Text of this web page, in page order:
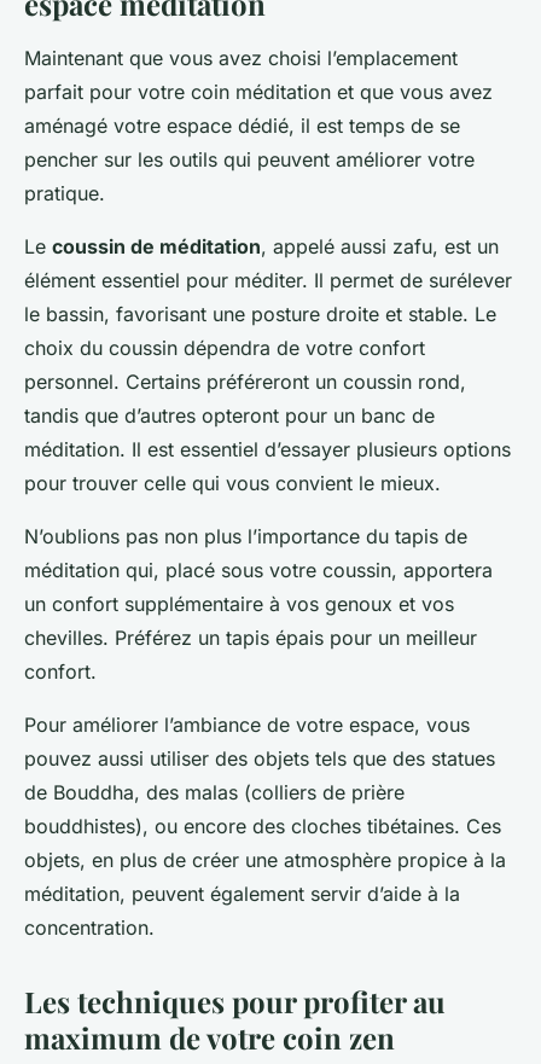
Maintenant que vous avez choisi l’emplacement
parfait pour votre coin méditation et que vous avez
aménagé votre espace dédié, il est temps de se
pencher sur les outils qui peuvent améliorer votre
pratique.
Le coussin de méditation, appelé aussi zafu, est un
élément essentiel pour méditer. Il permet de surélever
le bassin, favorisant une posture droite et stable. Le
choix du coussin dépendra de votre confort
personnel. Certains préféreront un coussin rond,
tandis que d’autres opteront pour un banc de
méditation. Il est essentiel d’essayer plusieurs options
pour trouver celle qui vous convient le mieux.
N’oublions pas non plus l’importance du tapis de
méditation qui, placé sous votre coussin, apportera
un confort supplémentaire à vos genoux et vos
chevilles. Préférez un tapis épais pour un meilleur
confort.
Pour améliorer l’ambiance de votre espace, vous
pouvez aussi utiliser des objets tels que des statues
de Bouddha, des malas (colliers de prière
bouddhistes), ou encore des cloches tibétaines. Ces
objets, en plus de créer une atmosphère propice à la
méditation, peuvent également servir d’aide à la
concentration.
Les techniques pour profiter au
maximum de votre coin zen